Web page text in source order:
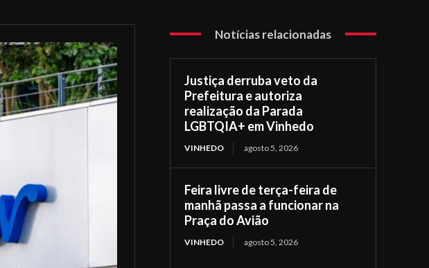
Notícias relacionadas
Justiça derruba veto da
Prefeitura e autoriza
realização da Parada
LGBTQIA+ em Vinhedo
VINHEDO agosto 5, 2026
Feira livre de terça-feira de
manhã passa a funcionar na
Praça do Avião
VINHEDO agosto 5, 2026